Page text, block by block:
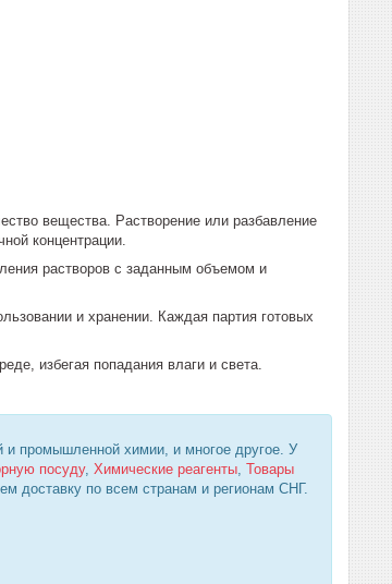
вещества. Растворение или разбавление
концентрации.
растворов с заданным объемом и
и хранении. Каждая партия готовых
избегая попадания влаги и света.
промышленной химии, и многое другое. У
посуду, Химические реагенты Товары
доставку по всем странам и регионам СНГ.